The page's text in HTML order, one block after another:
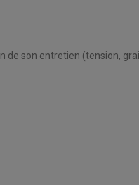
de son entretien (tension,